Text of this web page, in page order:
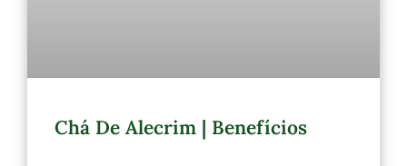
Chá De Alecrim | Benefícios